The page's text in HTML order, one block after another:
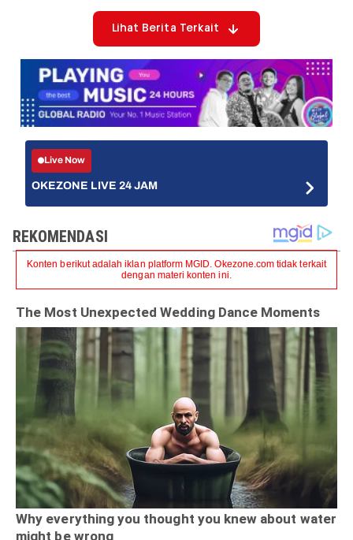
Lihat Berita Terkait
Live Now
OKEZONE LIVE 24 JAM